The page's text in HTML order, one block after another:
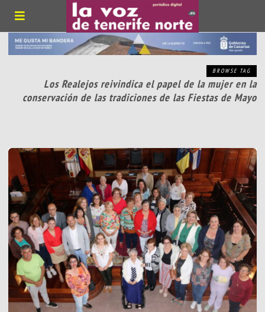
BROWSE TAG
Los Realejos reivindica el papel de la mujer en la
conservación de las tradiciones de las Fiestas de Mayo